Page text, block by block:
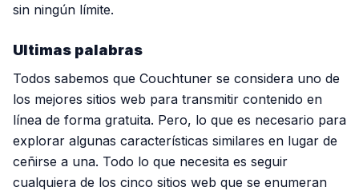
sin ningún límite.
Ultimas palabras
Todos sabemos que Couchtuner se considera uno de
los mejores sitios web para transmitir contenido en
línea de forma gratuita. Pero, lo que es necesario para
explorar algunas características similares en lugar de
ceñirse a una. Todo lo que necesita es seguir
cualquiera de los cinco sitios web que se enumeran